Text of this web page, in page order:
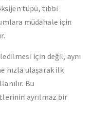
tüpü, tıbbi
müdahale için
için değil, aynı
hızla ulaşarak ilk
Bu
ayrılmaz bir